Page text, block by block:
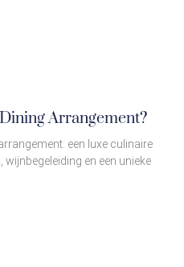
Arrangement?
een luxe culinaire
en een unieke